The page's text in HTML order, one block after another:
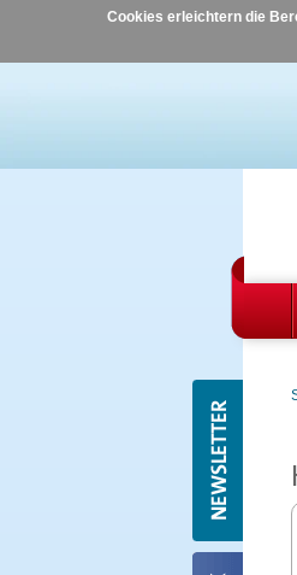
Cookies erleichtern die